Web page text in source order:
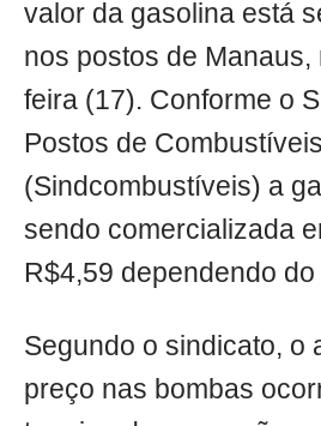
valor da gasolina está
nos postos de Manaus,
feira (17). Conforme o
Postos de Combustíveis
(Sindcombustíveis) a
sendo comercializada
R$4,59 dependendo
Segundo o sindicato, o
preço nas bombas